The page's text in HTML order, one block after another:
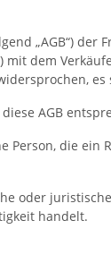
„AGB“)
mit dem
AGB
Person, die
oder
handelt.